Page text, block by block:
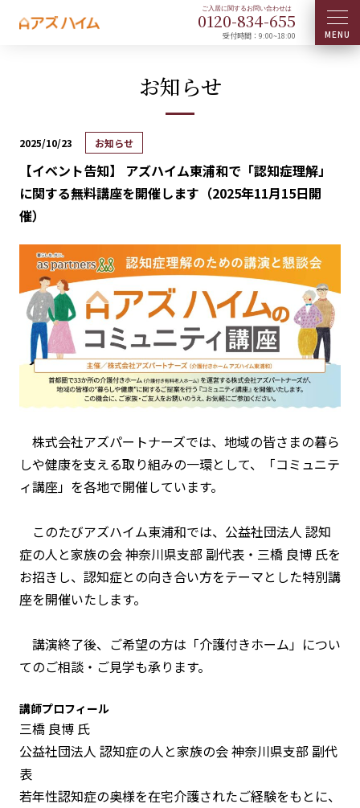
0120-834-655
受付時間：9:00~18:00
お知らせ
2025/10/23 お知らせ
【イベント告知】 アズハイム東浦和で「認知症理解」
に関する無料講座を開催します（2025年11月15日開
催）
株式会社アズパートナーズでは、地域の皆さまの暮ら
しや健康を支える取り組みの一環として、「コミュニテ
ィ講座」を各地で開催しています。
このたびアズハイム東浦和では、公益社団法人 認知
症の人と家族の会 神奈川県支部 副代表・三橋 良博 氏を
お招きし、認知症との向き合い方をテーマとした特別講
座を開催いたします。
講演終了後、ご希望の方は「介護付きホーム」につい
てのご相談・ご見学も承ります。
講師プロフィール
三橋 良博 氏
公益社団法人 認知症の人と家族の会 神奈川県支部 副代
表
若年性認知症の奥様を在宅介護されたご経験をもとに、